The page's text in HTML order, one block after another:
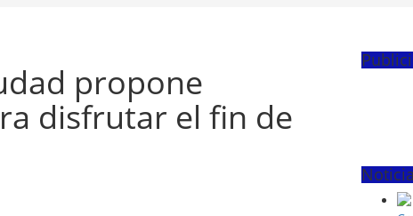
propone
disfrutar el fin de